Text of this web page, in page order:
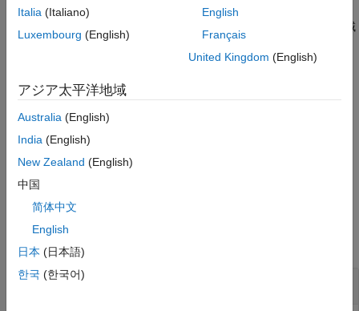
によって指定された座標軸に領域
の境界を描画します。最初の入力引数
ax
における入力引数の任意の組み合わせを指定します。
visboundaries(___,
境界の追加プロパティを指定します。
例
h= visboundaries(
例
境界の計算とイメージ上でのプロット
Italia (Italiano)
Luxembourg (English)
English
Français
United Kingdom (English)
アジア太平洋地域
Australia (English)
India (English)
New Zealand (English)
中国
简体中文
English
日本 (日本語)
한국 (한국어)